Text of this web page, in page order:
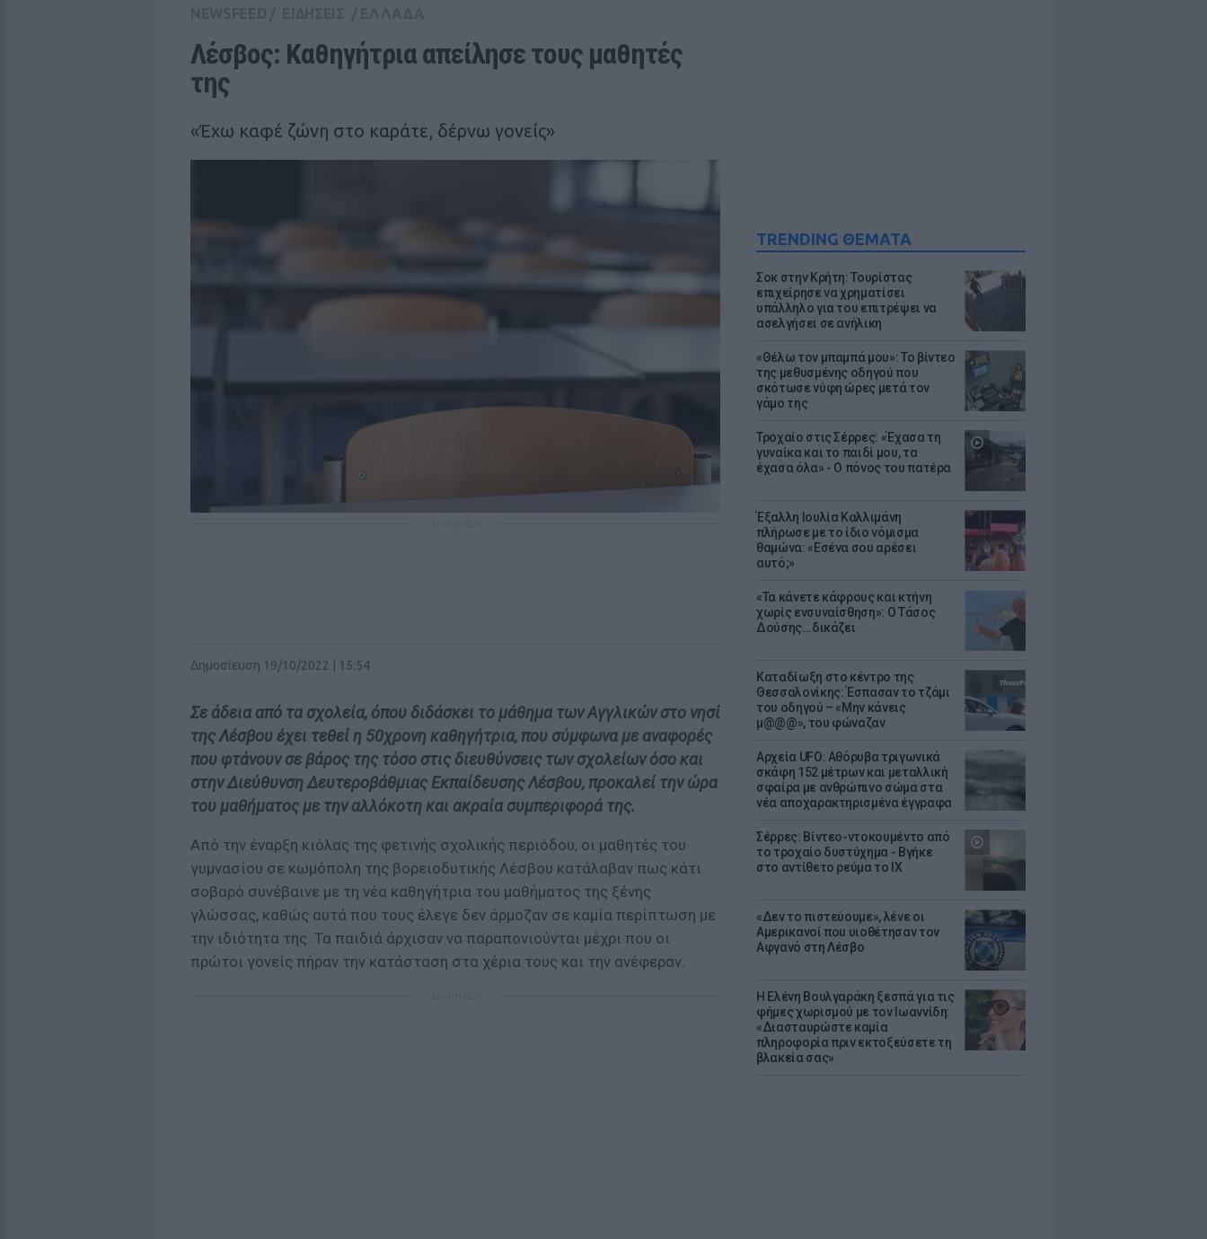
TRENDING ΘΕΜΑΤΑ
Σοκ στην Κρήτη: Τουρίστας
επιχείρησε να χρηματίσει
υπάλληλο για του επιτρέψει να
ασελγήσει σε ανήλικη
«Θέλω τον μπαμπά μου»: Το βίντεο
της μεθυσμένης οδηγού που
σκότωσε νύφη ώρες μετά τον
γάμο της
Τροχαίο στις Σέρρες: «Έχασα τη
γυναίκα και το παιδί μου, τα
έχασα όλα» - Ο πόνος του πατέρα
Έξαλλη Ιουλία Καλλιμάνη
πλήρωσε με το ίδιο νόμισμα
θαμώνα: «Εσένα σου αρέσει
αυτό;»
«Τα κάνετε κάφρους και κτήνη
χωρίς ενσυναίσθηση»: Ο Τάσος
Δούσης...δικάζει
Καταδίωξη στο κέντρο της
Θεσσαλονίκης: Έσπασαν το τζάμι
του οδηγού – «Μην κάνεις
μ@@@», του φώναζαν
Αρχεία UFO: Αθόρυβα τριγωνικά
σκάφη 152 μέτρων και μεταλλική
σφαίρα με ανθρώπινο σώμα στα
νέα αποχαρακτηρισμένα έγγραφα
Σέρρες: Βίντεο-ντοκουμέντο από
το τροχαίο δυστύχημα - Βγήκε
στο αντίθετο ρεύμα το ΙΧ
«Δεν το πιστεύουμε», λένε οι
Αμερικανοί που υιοθέτησαν τον
Αφγανό στη Λέσβο
Η Ελένη Βουλγαράκη ξεσπά για τις
φήμες χωρισμού με τον Ιωαννίδη:
«Διασταυρώστε καμία
πληροφορία πριν εκτοξεύσετε τη
βλακεία σας»
Λέσβος: Καθηγήτρια απείλησε τους μαθητές
της
«Έχω καφέ ζώνη στο καράτε, δέρνω γονείς»
Δημοσίευση 19/10/2022 | 15:54
Σε άδεια από τα σχολεία, όπου διδάσκει το μάθημα των Αγγλικών στο νησί
της Λέσβου έχει τεθεί η 50χρονη καθηγήτρια, που σύμφωνα με αναφορές
που φτάνουν σε βάρος της τόσο στις διευθύνσεις των σχολείων όσο και
στην Διεύθυνση Δευτεροβάθμιας Εκπαίδευσης Λέσβου, προκαλεί την ώρα
του μαθήματος με την αλλόκοτη και ακραία συμπεριφορά της.
Από την έναρξη κιόλας της φετινής σχολικής περιόδου, οι μαθητές του
γυμνασίου σε κωμόπολη της βορειοδυτικής Λέσβου κατάλαβαν πως κάτι
σοβαρό συνέβαινε με τη νέα καθηγήτρια του μαθήματος της ξένης
γλώσσας, καθώς αυτά που τους έλεγε δεν άρμοζαν σε καμία περίπτωση με
την ιδιότητα της. Τα παιδιά άρχισαν να παραπονιούνται μέχρι που οι
πρώτοι γονείς πήραν την κατάσταση στα χέρια τους και την ανέφεραν.